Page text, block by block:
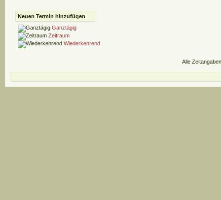
Neuen Termin hinzufügen
Ganztägig
Zeitraum
Wiederkehrend
Alle